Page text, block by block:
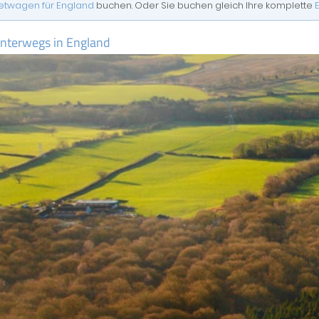
für England buchen. Oder Sie buchen gleich Ihre komplette
in England